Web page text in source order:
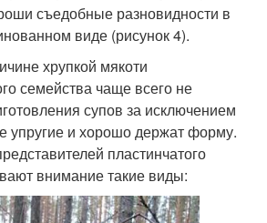
съедобные разновидности в
виде (рисунок 4).
хрупкой мякоти
семейства чаще всего не
супов за исключением
упругие и хорошо держат форму.
пластинчатого
внимание такие виды: